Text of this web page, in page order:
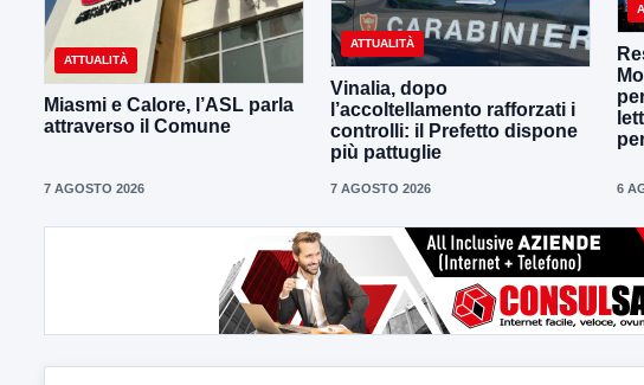
ATTUALITÀ
Miasmi e Calore, l’ASL parla
attraverso il Comune
7 AGOSTO 2026
ATTUALITÀ
Vinalia, dopo
l’accoltellamento rafforzati i
controlli: il Prefetto dispone
più pattuglie
7 AGOSTO 2026 6